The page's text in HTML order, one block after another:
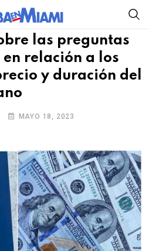
las preguntas
en relación a los
y duración del
MAYO 18, 2023